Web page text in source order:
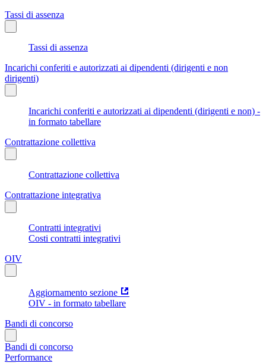
Tassi di assenza
Tassi di assenza
Incarichi conferiti e autorizzati ai dipendenti (dirigenti e non
dirigenti)
Incarichi conferiti e autorizzati ai dipendenti (dirigenti e non) -
in formato tabellare
Contrattazione collettiva
Contrattazione collettiva
Contrattazione integrativa
Contratti integrativi
Costi contratti integrativi
OIV
Aggiornamento sezione
OIV - in formato tabellare
Bandi di concorso
Bandi di concorso
Performance